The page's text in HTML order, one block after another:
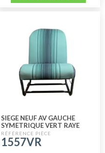
SIEGE NEUF AV GAUCHE
SYMETRIQUE VERT RAYE
1557VR